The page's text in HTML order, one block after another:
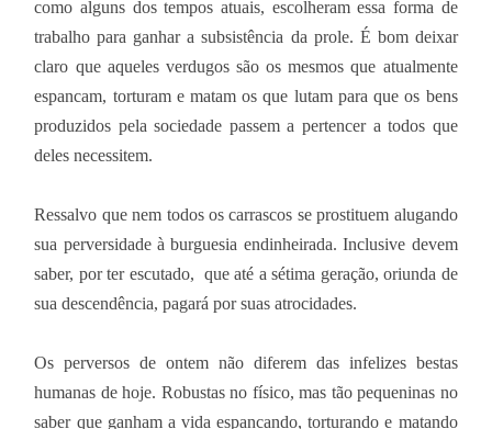
como alguns dos tempos atuais, escolheram essa forma de
trabalho para ganhar a subsistência da prole. É bom deixar
claro que aqueles verdugos são os mesmos que atualmente
espancam, torturam e matam os que lutam para que os bens
produzidos pela sociedade passem a pertencer a todos que
deles necessitem.
Ressalvo que nem todos os carrascos se prostituem alugando
sua perversidade à burguesia endinheirada. Inclusive devem
saber, por ter escutado, que até a sétima geração, oriunda de
sua descendência, pagará por suas atrocidades.
Os perversos de ontem não diferem das infelizes bestas
humanas de hoje. Robustas no físico, mas tão pequeninas no
saber que ganham a vida espancando, torturando e matando